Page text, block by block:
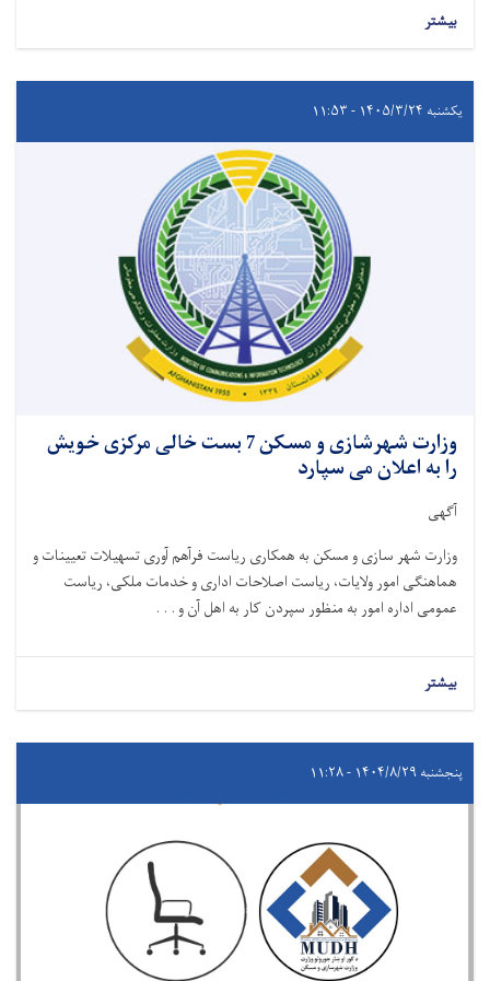
بیشتر
یکشنبه ۱۴۰۵/۳/۲۴ - ۱۱:۵۳
وزارت شهرشازی و مسکن 7 بست خالی مرکزی خویش
را به اعلان می سپارد
آگهی
وزارت شهر سازی و مسکن به همکاری ریاست فرآهم آوری تسهیلات تعیینات و
هماهنګی امور ولایات، ریاست اصلاحات اداری و خدمات ملکی، ریاست
عمومی اداره امور به منظور سپردن کار به اهل آن و . . .
بیشتر
پنجشنبه ۱۴۰۴/۸/۲۹ - ۱۱:۲۸